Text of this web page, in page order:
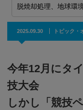
脱焼却処理、地球環
2025.09.30 トピック
今年12月にタ
技大会
しかし「競技